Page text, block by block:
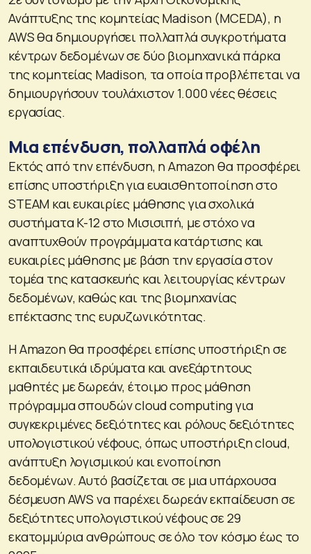
Ανάπτυξης της κομητείας Madison (MCEDA), η
AWS θα δημιουργήσει πολλαπλά συγκροτήματα
κέντρων δεδομένων σε δύο βιομηχανικά πάρκα
της κομητείας Madison, τα οποία προβλέπεται να
δημιουργήσουν τουλάχιστον 1.000 νέες θέσεις
εργασίας.
Μια επένδυση, πολλαπλά οφέλη
Εκτός από την επένδυση, η Amazon θα προσφέρει
επίσης υποστήριξη για ευαισθητοποίηση στο
STEAM και ευκαιρίες μάθησης για σχολικά
συστήματα K-12 στο Μισισιπή, με στόχο να
αναπτυχθούν προγράμματα κατάρτισης και
ευκαιρίες μάθησης με βάση την εργασία στον
τομέα της κατασκευής και λειτουργίας κέντρων
δεδομένων, καθώς και της βιομηχανίας
επέκτασης της ευρυζωνικότητας.
Η Amazon θα προσφέρει επίσης υποστήριξη σε
εκπαιδευτικά ιδρύματα και ανεξάρτητους
μαθητές με δωρεάν, έτοιμο προς μάθηση
πρόγραμμα σπουδών cloud computing για
συγκεκριμένες δεξιότητες και ρόλους δεξιότητες
υπολογιστικού νέφους, όπως υποστήριξη cloud,
ανάπτυξη λογισμικού και ενοποίηση
δεδομένων. Αυτό βασίζεται σε μια υπάρχουσα
δέσμευση AWS να παρέχει δωρεάν εκπαίδευση σε
δεξιότητες υπολογιστικού νέφους σε 29
εκατομμύρια ανθρώπους σε όλο τον κόσμο έως το